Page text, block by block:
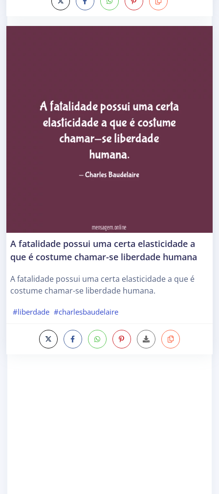
A fatalidade possui uma certa elasticidade a
que é costume chamar-se liberdade humana
A fatalidade possui uma certa elasticidade a que é
costume chamar-se liberdade humana.
#liberdade #charlesbaudelaire